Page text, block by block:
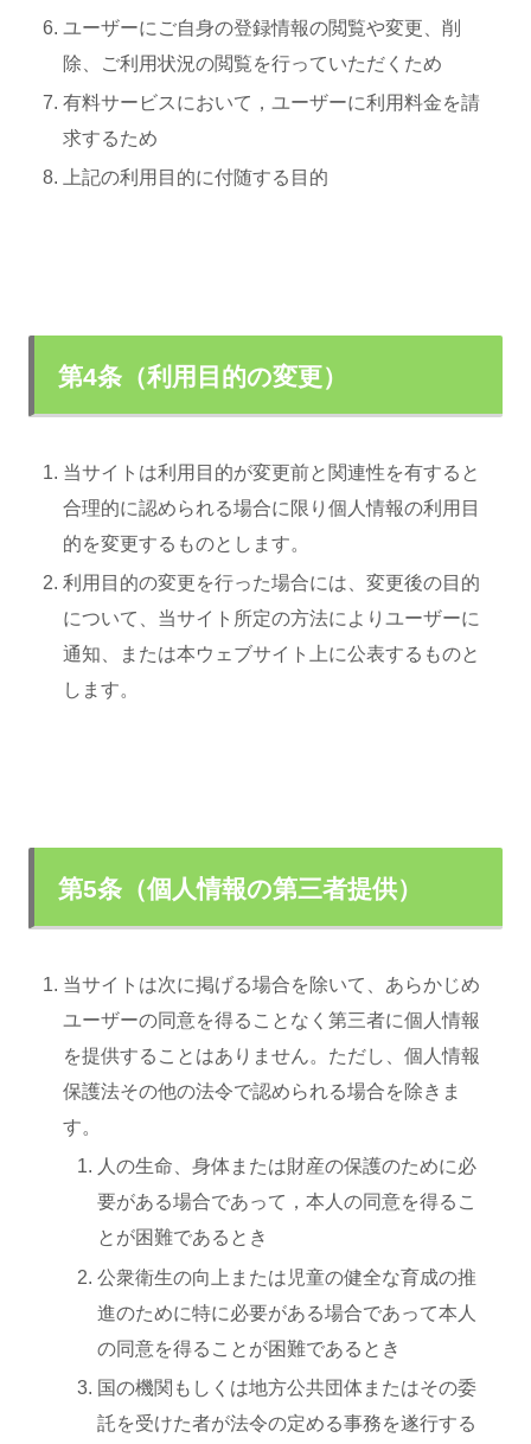
ユーザーにご自身の登録情報の閲覧や変更、削
除、ご利用状況の閲覧を行っていただくため
有料サービスにおいて，ユーザーに利用料金を請
求するため
上記の利用目的に付随する目的
第4条（利用目的の変更）
当サイトは利用目的が変更前と関連性を有すると
合理的に認められる場合に限り個人情報の利用目
的を変更するものとします。
利用目的の変更を行った場合には、変更後の目的
について、当サイト所定の方法によりユーザーに
通知、または本ウェブサイト上に公表するものと
します。
第5条（個人情報の第三者提供）
当サイトは次に掲げる場合を除いて、あらかじめ
ユーザーの同意を得ることなく第三者に個人情報
を提供することはありません。ただし、個人情報
保護法その他の法令で認められる場合を除きま
す。
人の生命、身体または財産の保護のために必
要がある場合であって，本人の同意を得るこ
とが困難であるとき
公衆衛生の向上または児童の健全な育成の推
進のために特に必要がある場合であって本人
の同意を得ることが困難であるとき
国の機関もしくは地方公共団体またはその委
託を受けた者が法令の定める事務を遂行する